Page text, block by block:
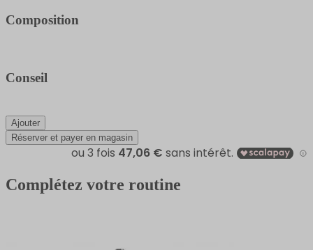
Composition
Conseil
Ajouter
Réserver et payer en magasin
Complétez votre routine